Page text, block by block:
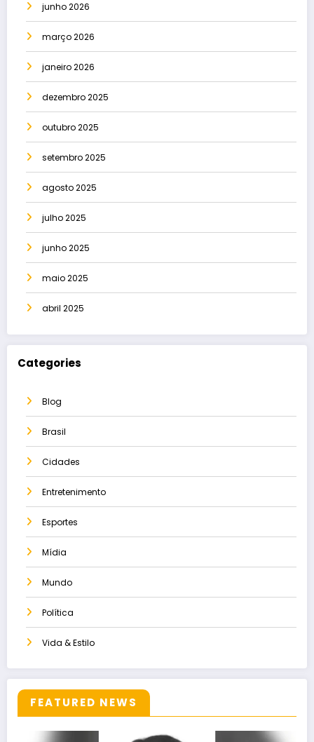
junho 2026
março 2026
janeiro 2026
dezembro 2025
outubro 2025
setembro 2025
agosto 2025
julho 2025
junho 2025
maio 2025
abril 2025
Categories
Blog
Brasil
Cidades
Entretenimento
Esportes
Mídia
Mundo
Política
Vida & Estilo
FEATURED NEWS